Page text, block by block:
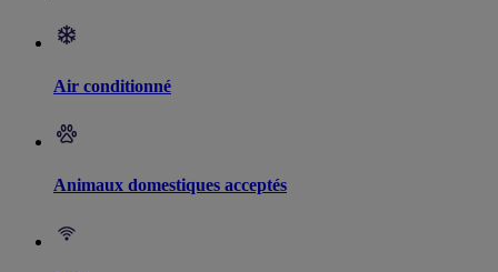
Air conditionné
Animaux domestiques acceptés